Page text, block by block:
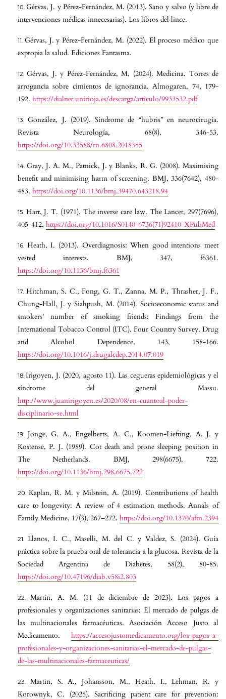
Gérvas, J. y Pérez-Fernández, M. (2013). Sano y salvo (y libre de
intervenciones médicas innecesarias). Los libros del lince.
Gérvas, J. y Pérez-Fernández, M. (2022). El proceso médico que
expropia la salud. Ediciones Fantasma.
Gérvas, J. y Pérez-Fernández, M. (2024). Medicina. Torres de
arrogancia sobre cimientos de ignorancia. Almogaren, 74, 179-
192. https://dialnet.unirioja.es/descarga/articulo/9933532.pdf
González, J. (2019). Síndrome de “hubris” en neurocirugía.
Revista Neurología, 68(8), 346-53.
https://doi.org/10.33588/rn.6808.2018355
Gray, J. A. M., Patnick, J. y Blanks, R. G. (2008). Maximising
benefit and minimising harm of screening. BMJ, 336(7642), 480-
483. https://doi.org/10.1136/bmj.39470.643218.94
Hart, J. T. (1971). The inverse care law. The Lancet, 297(7696),
405-412. https://doi.org/10.1016/S0140-6736(71)92410-XPubMed
Heath, I. (2013). Overdiagnosis: When good intentions meet
vested interests. BMJ, 347, f6361.
https://doi.org/10.1136/bmj.f6361
Hitchman, S. C., Fong, G. T., Zanna, M. P., Thrasher, J. F.,
Chung-Hall, J. y Siahpush, M. (2014). Socioeconomic status and
smokers' number of smoking friends: Findings from the
International Tobacco Control (ITC). Four Country Survey. Drug
and Alcohol Dependence, 143, 158-166.
https://doi.org/10.1016/j.drugalcdep.2014.07.019
Irigoyen, J. (2020, agosto 11). Las cegueras epidemiológicas y el
síndrome del general Massu.
http://www.juanirigoyen.es/2020/08/en-cuantoal-poder-
disciplinario-se.html
Jonge, G. A., Engelberts, A. C., Koomen-Liefting, A. J. y
Kostense, P. J. (1989). Cot death and prone sleeping position in
The Netherlands. BMJ, 298(6675), 722.
https://doi.org/10.1136/bmj.298.6675.722
Kaplan, R. M. y Milstein, A. (2019). Contributions of health
care to longevity: A review of 4 estimation methods. Annals of
Family Medicine, 17(3), 267–272. https://doi.org/10.1370/afm.2394
Llanos, I. C., Maselli, M. del C. y Valdez, S. (2024). Guía
práctica sobre la prueba oral de tolerancia a la glucosa. Revista de la
Sociedad Argentina de Diabetes, 58(2), 80-85.
https://doi.org/10.47196/diab.v58i2.803
Martín, A. M. (11 de diciembre de 2023). Los pagos a
profesionales y organizaciones sanitarias: El mercado de pulgas de
las multinacionales farmacéuticas. Asociación Acceso Justo al
Medicamento. https://accesojustomedicamento.org/los-pagos-a-
profesionales-y-organizaciones-sanitarias-el-mercado-de-pulgas-
de-las-multinacionales-farmaceuticas/
Martin, S. A., Johansson, M., Heath, I., Lehman, R. y
Korownyk, C. (2025). Sacrificing patient care for prevention: